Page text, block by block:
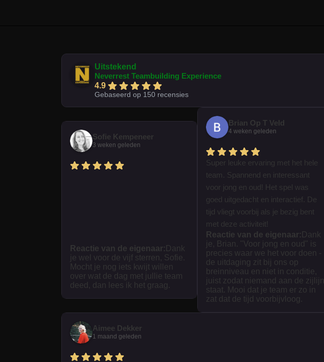
Uitstekend
Neverrest Teambuilding Experience
4.9
Gebaseerd op 150 recensies
Sofie Kempeneer
3 weken geleden
Reactie van de eigenaar: Dank
je wel voor de vijf sterren, Sofie.
Mocht je nog iets kwijt willen
over wat de dag met jullie team
deed, dan lees ik het graag.
Brian Op T Veld
4 weken geleden
Super leuke ervaring met het hele
team. Spannend en interessant
voor jong en oud! Het spel was
goed uitgedacht en interactief. De
tijd vliegt voorbij als je bezig bent
met deze activiteit!
Reactie van de eigenaar: Dank
je, Brian. "Voor jong en oud" is
precies waar we het voor doen -
de uitdaging zit bij ons op
breinniveau en niet in conditie,
juist zodat niemand aan de zijlijn
staat. Mooi dat je team er zo in
zat dat de tijd voorbijvloog.
Aimee Dekker
1 maand geleden